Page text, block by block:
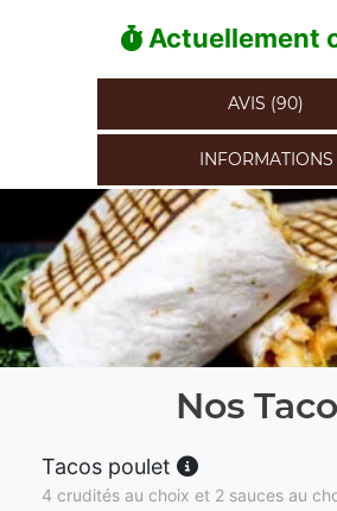
Actuellement
AVIS (90)
INFORMATIONS
Nos
Tacos poulet
4 crudités au choix et 2 sauces au